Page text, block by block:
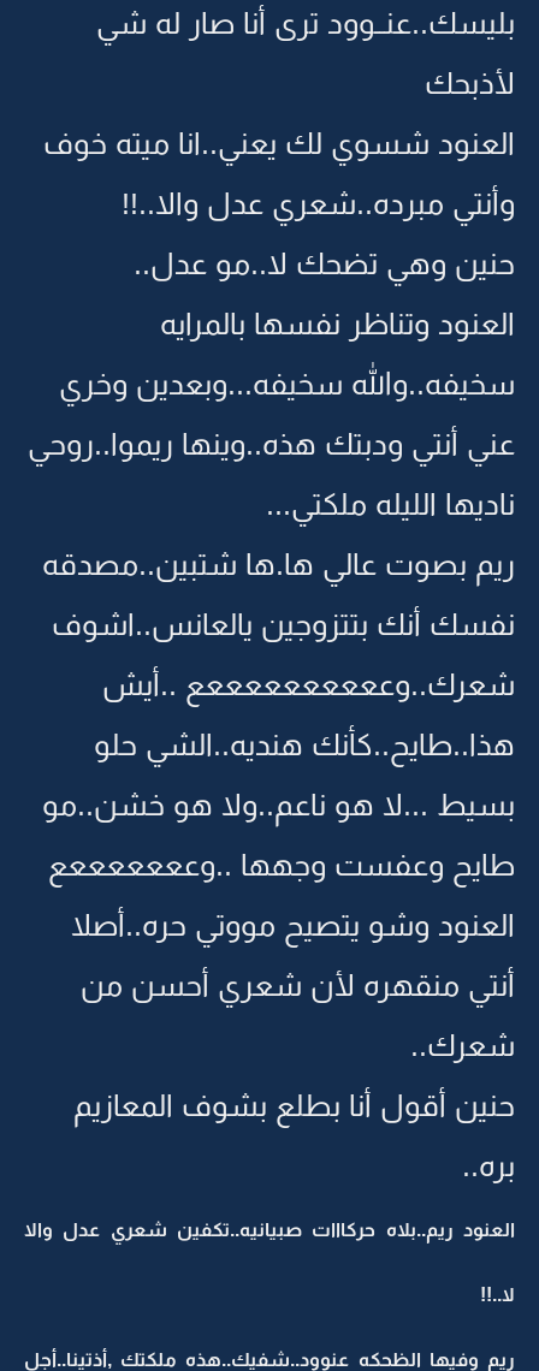
بليسك..عنــوود ترى أنا صار له شي
لأذبحك
العنود شسوي لك يعني..انا ميته خوف
وأنتي مبرده..شعري عدل والا..!!
حنين وهي تضحك لا..مو عدل..
العنود وتناظر نفسها بالمرايه
سخيفه..والله سخيفه...وبعدين وخري
عني أنتي ودبتك هذه..وينها ريموا..روحي
ناديها الليله ملكتي...
ريم بصوت عالي ها.ها شتبين..مصدقه
نفسك أنك بتتزوجين يالعانس..اشوف
شعرك..وععععععععععع ..أيش
هذا..طايح..كأنك هنديه..الشي حلو
بسيط ...لا هو ناعم..ولا هو خشن..مو
طايح وعفست وجهها ..وعععععععع
العنود وشو يتصيح مووتي حره..أصلا
أنتي منقهره لأن شعري أحسن من
شعرك..
حنين أقول أنا بطلع بشوف المعازيم
بره..
العنود ريم..بلاه حركااات صبيانيه..تكفين شعري عدل والا
لا..!!
ريم وفيها الظحكه عنوود..شفيك..هذه ملكتك ,أذتينا..أجل